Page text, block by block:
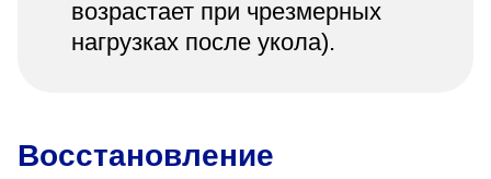
возрастает при чрезмерных
нагрузках после укола).
Восстановление